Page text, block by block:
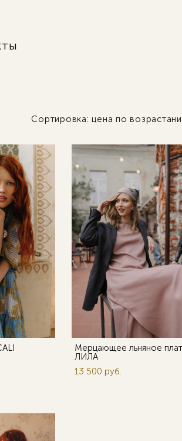
Сортировка: цена по
Мерцающее льняное
ЛИЛА
13 500 pуб.